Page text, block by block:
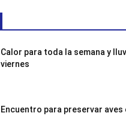
Calor para toda la semana y
viernes
Encuentro para preservar aves